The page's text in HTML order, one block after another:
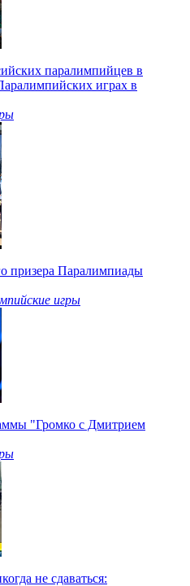
паралимпийцев в
играх в
призера Паралимпиады
игры
"Громко с Дмитрием
не сдаваться: